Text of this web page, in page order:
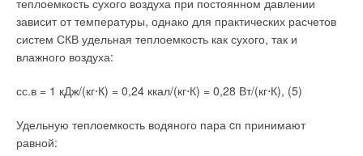
теплоемкость сухого воздуха при постоянном давлении
зависит от температуры, однако для практических расчетов
систем СКВ удельная теплоемкость как сухого, так и
влажного воздуха:
сс.в = 1 кДж/(кг⋅К) = 0,24 ккал/(кг⋅К) = 0,28 Вт/(кг⋅К), (5)
Удельную теплоемкость водяного пара cп принимают
равной:
регулирования (тепловых пунктов, балансировочных
клапанов и пр.).
Так, в системах теплоснабжения городской детской
Екатеринбурга и других объектов были установлены узлы
решения позволяют в значительной степени снизить нагрузку
на теплосеть и оптимизировать ее работу. Приборы для